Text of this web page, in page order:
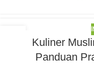
Kuliner
Panduan